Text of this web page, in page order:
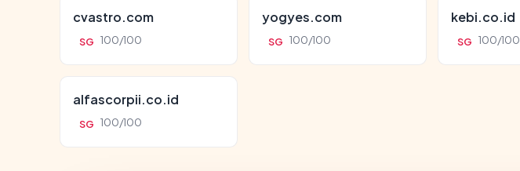
cvastro.com
SG 100/100
yogyes.com
SG 100/100
kebi.co.id
SG 100/100
alfascorpii.co.id
SG 100/100